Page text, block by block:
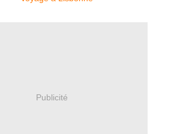
Publicité